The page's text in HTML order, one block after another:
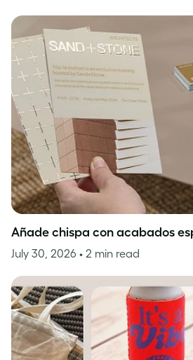
Añade chispa con acabados
July 30, 2026 • 2 min read